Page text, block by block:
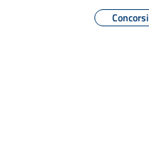
Concorsi